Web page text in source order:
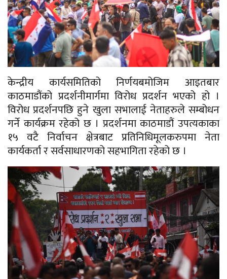
केन्द्रीय कार्यसमितिको निर्णयबमोजिम आइतबार
काठमाडौंको प्रदर्शनीमार्गमा विरोध प्रदर्शन भएको हो ।
विरोध प्रदर्शनपछि हुने खुला सभालाई नेताहरुले सम्बोधन
गर्ने कार्यक्रम रहेको छ । प्रदर्शनमा काठमाडौं उपत्यकाका
१५ वटै निर्वाचन क्षेत्रबाट प्रतिनिधिमूलकरुपमा नेता
कार्यकर्ता र सर्वसाधारणको सहभागिता रहेको छ ।